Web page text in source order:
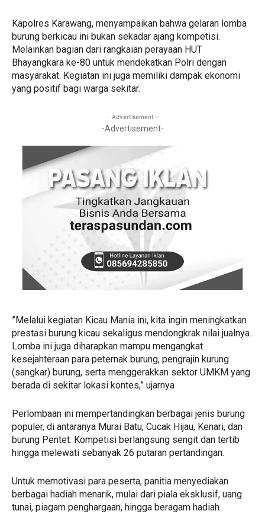
​Kapolres Karawang, menyampaikan bahwa gelaran lomba
burung berkicau ini bukan sekadar ajang kompetisi.
Melainkan bagian dari rangkaian perayaan HUT
Bhayangkara ke-80 untuk mendekatkan Polri dengan
masyarakat. Kegiatan ini juga memiliki dampak ekonomi
yang positif bagi warga sekitar.
- Advertisement -
-Advertisement-
​”Melalui kegiatan Kicau Mania ini, kita ingin meningkatkan
prestasi burung kicau sekaligus mendongkrak nilai jualnya.
Lomba ini juga diharapkan mampu mengangkat
kesejahteraan para peternak burung, pengrajin kurung
(sangkar) burung, serta menggerakkan sektor UMKM yang
berada di sekitar lokasi kontes,” ujarnya
​Perlombaan ini mempertandingkan berbagai jenis burung
populer, di antaranya Murai Batu, Cucak Hijau, Kenari, dan
burung Pentet. Kompetisi berlangsung sengit dan tertib
hingga melewati sebanyak 26 putaran pertandingan.
​Untuk memotivasi para peserta, panitia menyediakan
berbagai hadiah menarik, mulai dari piala eksklusif, uang
tunai, piagam penghargaan, hingga beragam hadiah